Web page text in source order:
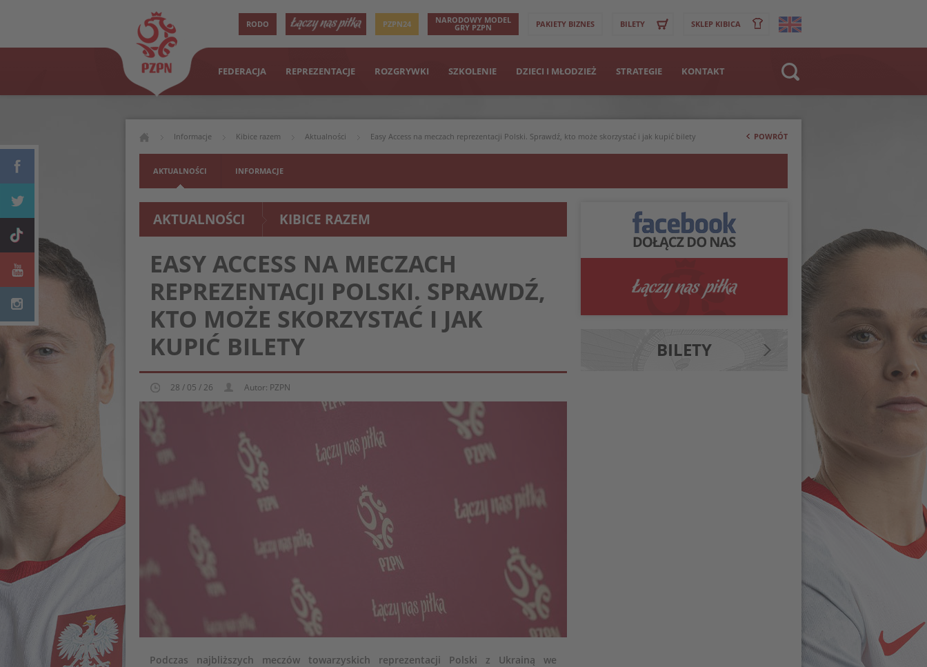
RODO PZPN24 NARODOWY MODEL
GRY PZPN PAKIETY BIZNES BILETY SKLEP KIBICA
FEDERACJA REPREZENTACJE ROZGRYWKI SZKOLENIE DZIECI I MŁODZIEŻ STRATEGIE KONTAKT
>
Strona WWW
Zawodnik
Informacje Kibice razem Aktualności Easy Access na meczach reprezentacji Polski. Sprawdź, kto może skorzystać i jak kupić bilety POWRÓT
AKTUALNOŚCI INFORMACJE
AKTUALNOŚCI KIBICE RAZEM
EASY ACCESS NA MECZACH
REPREZENTACJI POLSKI. SPRAWDŹ,
KTO MOŻE SKORZYSTAĆ I JAK
KUPIĆ BILETY
28 / 05 / 26 Autor: PZPN
Podczas najbliższych meczów towarzyskich reprezentacji Polski z Ukrainą we
BILETY